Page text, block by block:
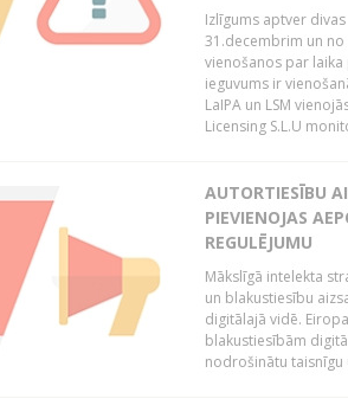
Izlīgums aptver
31.decembrim un no
vienošanos par
ieguvums ir
LaIPA un LSM
Licensing S.L.U
AUTORTIESĪBU
PIEVIENOJAS
REGULĒJUMU
Mākslīgā intelekta
un blakustiesību
digitālajā vidē.
blakustiesībām
nodrošinātu taisnīgu